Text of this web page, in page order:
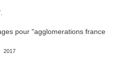
2017